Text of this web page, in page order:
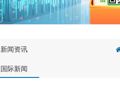
新闻资讯
国际新闻